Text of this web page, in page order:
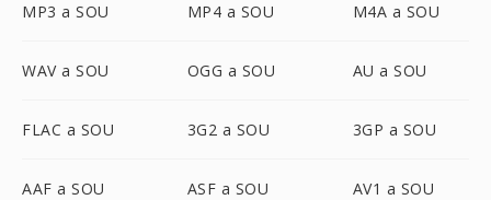
MP3 a SOU MP4 a SOU M4A a SOU
WAV a SOU OGG a SOU AU a SOU
FLAC a SOU 3G2 a SOU 3GP a SOU
AAF a SOU ASF a SOU AV1 a SOU